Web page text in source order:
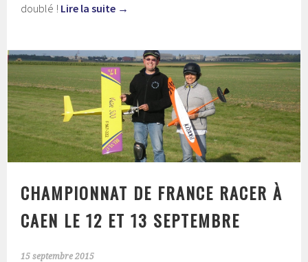
doublé ! Lire la suite →
CHAMPIONNAT DE FRANCE RACER À
CAEN LE 12 ET 13 SEPTEMBRE
15 septembre 2015